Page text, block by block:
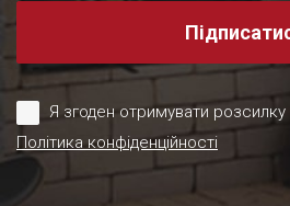
Я згоден отримувати розсилку
Політика конфіденційності